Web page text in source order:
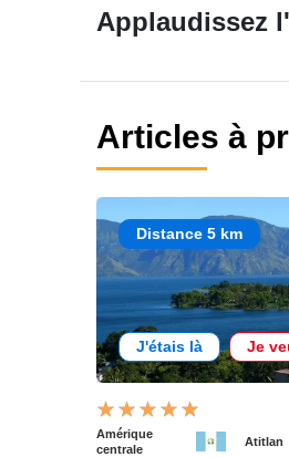
Applaudissez
Articles à
Distance 5 km
J'étais là Je
Amérique
centrale
Atitlan